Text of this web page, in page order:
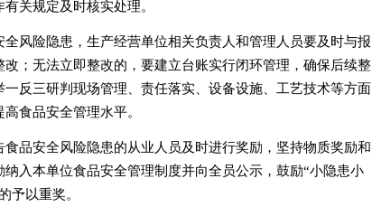
关规定及时核实处理。
风险隐患，生产经营单位相关负责人和管理人员要及时与报
；无法立即整改的，要建立台账实行闭环管理，确保后续整
反三研判现场管理、责任落实、设备设施、工艺技术等方面
食品安全管理水平。
品安全风险隐患的从业人员及时进行奖励，坚持物质奖励和
入本单位食品安全管理制度并向全员公示，鼓励“小隐患小
予以重奖。